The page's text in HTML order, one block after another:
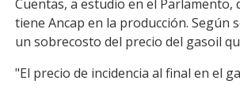
Copy
Link
Cuentas, a estudio en el
tiene Ancap en la producción. Según
un sobrecosto del precio del gasoil
"El precio de incidencia al final en el